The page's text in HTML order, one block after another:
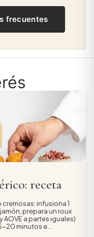
piezas enteras,
que las
embalaje
y seguimiento
de 60 €. Y con la
o
frecuentes
receta
infusiona 1
prepara un roux
AOVE a partes iguales)
20 minutos e